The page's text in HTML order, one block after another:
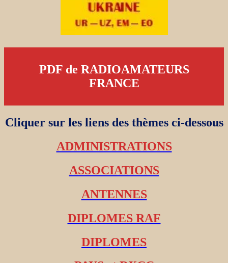
PDF de RADIOAMATEURS
FRANCE
Cliquer sur les liens des thèmes ci-dessous
ADMINISTRATIONS
ASSOCIATIONS
ANTENNES
DIPLOMES RAF
DIPLOMES